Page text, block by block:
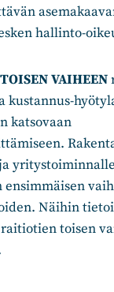
hallinto-
VAIHEEN
kustannus-
katsovaan
Näihin
toisen